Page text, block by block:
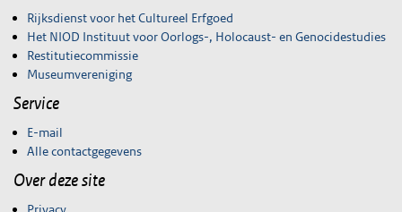
Rijksdienst voor het Cultureel Erfgoed
Het NIOD Instituut voor Oorlogs-, Holocaust- en Genocidestudies
Restitutiecommissie
Museumvereniging
Service
E-mail
Alle contactgegevens
Over deze site